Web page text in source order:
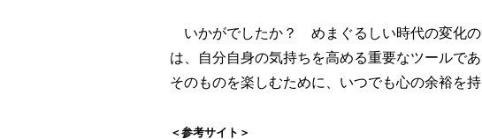
いかがでしたか？ めまぐるしい時代の変化の
は、自分自身の気持ちを高める重要なツールで
そのものを楽しむために、いつでも心の余裕を持
＜参考サイト＞